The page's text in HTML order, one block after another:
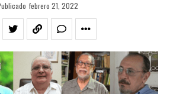
febrero 21, 2022